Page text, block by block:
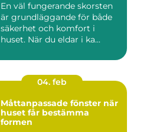
En väl fungerande skorsten
är grundläggande för både
säkerhet och komfort i
huset. När du eldar i ka...
04. feb
Måttanpassade fönster när
huset får bestämma
formen